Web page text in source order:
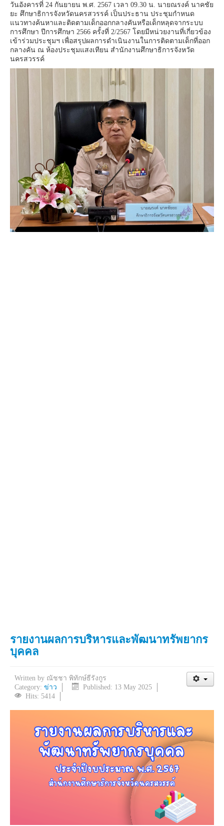
วันอังคารที่ 24 กันยายน พ.ศ. 2567 เวลา 09.30 น. นายณรงค์ นาคชัย
ยะ ศึกษาธิการจังหวัดนครสวรรค์ เป็นประธาน ประชุมกำหนด
แนวทางค้นหาและติดตามเด็กออกกลางคันหรือเด็กหลุดจากระบบ
การศึกษา ปีการศึกษา 2566 ครั้งที่ 2/2567 โดยมีหน่วยงานที่เกี่ยวข้อง
เข้าร่วมประชุมฯ เพื่อสรุปผลการดำเนินงานในการติดตามเด็กที่ออก
กลางคัน ณ ห้องประชุมแสงเทียน สำนักงานศึกษาธิการจังหวัด
นครสวรรค์
รายงานผลการบริหารและพัฒนาทรัพยากร
บุคคล
Written by ณัชชา พิทักษ์ธีรังกูร
Category: ข่าว
Published: 13 May 2025
Hits: 5414